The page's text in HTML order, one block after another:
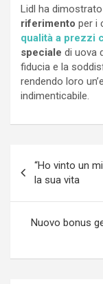
Lidl ha
riferimento per i
qualità a prezzi
speciale di uova
fiducia e la
rendendo loro
indimenticabile.
articoli
“Ho vinto un
la sua vita
Nuovo bonus